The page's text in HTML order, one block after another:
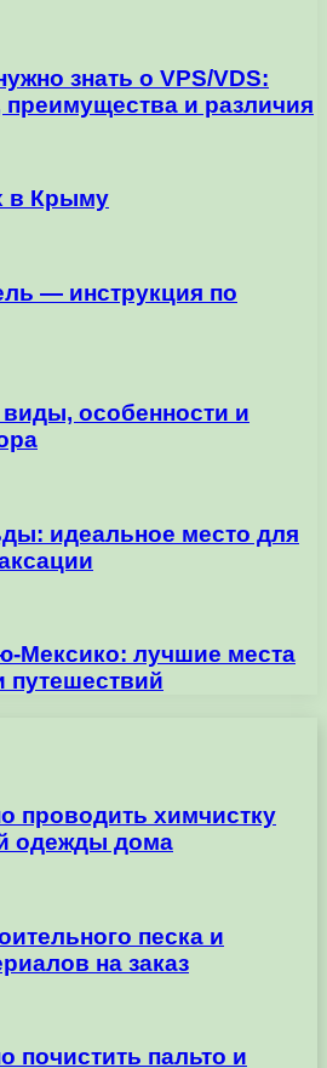
знать о VPS/VDS:
преимущества и различия
в Крыму
— инструкция по
особенности и
идеальное место для
Мексико: лучшие места
путешествий
проводить химчистку
одежды дома
песка и
на заказ
почистить пальто и